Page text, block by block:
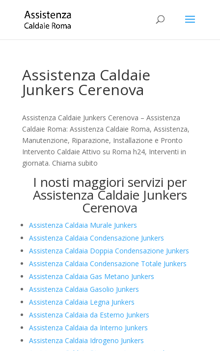
Assistenza Caldaie
Junkers Cerenova
Assistenza Caldaie Junkers Cerenova – Assistenza
Caldaie Roma: Assistenza Caldaie Roma, Assistenza,
Manutenzione, Riparazione, Installazione e Pronto
Intervento Caldaie Attivo su Roma h24, Interventi in
giornata. Chiama subito
I nosti maggiori servizi per
Assistenza Caldaie Junkers
Cerenova
Assistenza Caldaia Murale Junkers
Assistenza Caldaia Condensazione Junkers
Assistenza Caldaia Doppia Condensazione Junkers
Assistenza Caldaia Condensazione Totale Junkers
Assistenza Caldaia Gas Metano Junkers
Assistenza Caldaia Gasolio Junkers
Assistenza Caldaia Legna Junkers
Assistenza Caldaia da Esterno Junkers
Assistenza Caldaia da Interno Junkers
Assistenza Caldaia Idrogeno Junkers